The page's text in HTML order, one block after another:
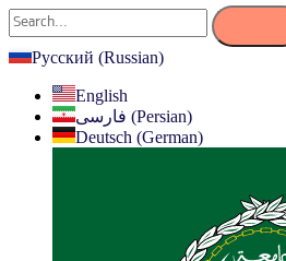
Русский (Russian)
English
فارسی (Persian)
Deutsch (German)